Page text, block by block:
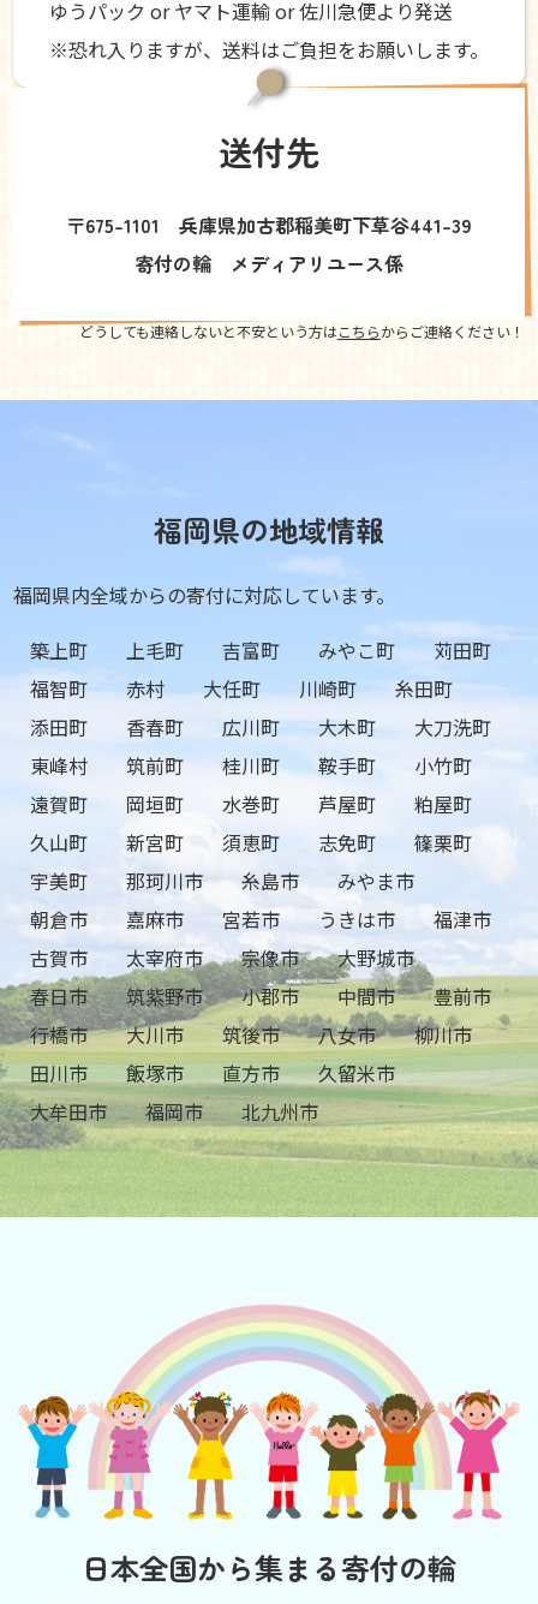
ゆうパック or ヤマト運輸 or 佐川急便より発送
※恐れ入りますが、送料はご負担をお願いします。
送付先
〒675-1101 兵庫県加古郡稲美町下草谷441-39
寄付の輪 メディアリユース係
どうしても連絡しないと不安という方はこちらからご連絡ください！
福岡県の地域情報
福岡県内全域からの寄付に対応しています。
築上町
上毛町 吉富町 みやこ町
苅田町
福智町
赤村 大任町 川崎町
糸田町
添田町
香春町 広川町 大木町
大刀洗町
東峰村
筑前町 桂川町 鞍手町
小竹町
遠賀町
岡垣町 水巻町 芦屋町
粕屋町
久山町
新宮町 須恵町 志免町
篠栗町
宇美町
那珂川市 糸島市
みやま市
朝倉市
嘉麻市 宮若市 うきは市
福津市
古賀市
太宰府市 宗像市
大野城市
春日市
筑紫野市 小郡市 中間市
豊前市
行橋市
大川市 筑後市 八女市
柳川市
田川市
飯塚市 直方市
久留米市
大牟田市
福岡市 北九州市
日本全国から集まる寄付の輪